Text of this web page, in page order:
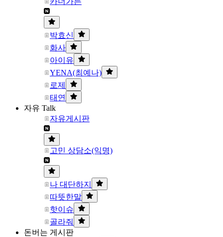
박효신
화사
아이유
YENA(최예나)
로제
태연
자유 Talk
자유게시판
고민 상담소(익명)
나 대단하지
따뜻한말
핫이슈
골라줘
돈버는 게시판